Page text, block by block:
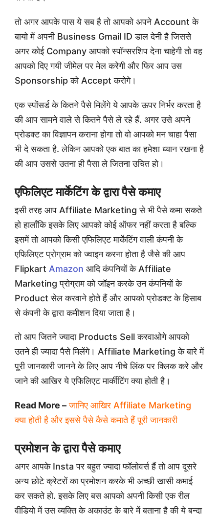
तो अगर आपके पास ये सब है तो आपको अपने Account के
बायो में अपनी Business Gmail ID डाल देनी है जिससे
अगर कोई Company आपको स्पॉन्सरशिप देना चाहेगी तो वह
आपको दिए गयी जीमेल पर मेल करेगी और फिर आप उस
Sponsorship को Accept करोगे।
एक स्पोंसर्ड के कितने पैसे मिलेंगे ये आपके ऊपर निर्भर करता है
की आप सामने वाले से कितने पैसे ले रहे हैं. अगर उसे अपने
प्रोडक्ट का विज्ञापन कराना होगा तो वो आपको मन चाहा पैसा
भी दे सकता है. लेकिन आपको एक बात का हमेशा ध्यान रखना है
की आप उससे उतना ही पैसा ले जितना उचित हो।
एफिलिएट मार्केटिंग के द्वारा पैसे कमाए
इसी तरह आप Affiliate Marketing से भी पैसे कमा सकते
हो हालाँकि इसके लिए आपको कोई ऑफर नहीं करता है बल्कि
इसमें तो आपको किसी एफिलिएट मार्केटिंग वाली कंपनी के
एफिलिएट प्रोग्राम को ज्वाइन करना होता है जैसे की आप
Flipkart Amazon आदि कंपनियों के Affiliate
Marketing प्रोग्राम को जॉइन करके उन कंपनियों के
Product सेल करवाने होते हैं और आपको प्रोडक्ट के हिसाब
से कंपनी के द्वारा कमीशन दिया जाता है।
तो आप जितने ज्यादा Products Sell करवाओगे आपको
उतने ही ज्यादा पैसे मिलेंगे। Affiliate Marketing के बारे में
पूरी जानकारी जानने के लिए आप नीचे लिंक पर क्लिक करे और
जाने की आखिर ये एफिलिएट मार्कीटिंग क्या होती है।
Read More – जानिए आखिर Affiliate Marketing
क्या होती है और इससे पैसे कैसे कमाते हैं पूरी जानकारी
प्रमोशन के द्वारा पैसे कमाए
अगर आपके Insta पर बहुत ज्यादा फॉलोवर्स हैं तो आप दूसरे
अन्य छोटे क्रेटरों का प्रमोशन करके भी अच्छी खासी कमाई
कर सकते हो. इसके लिए बस आपको अपनी किसी एक रील
वीडियो में उस व्यक्ति के अकाउंट के बारे में बताना है की ये बन्दा